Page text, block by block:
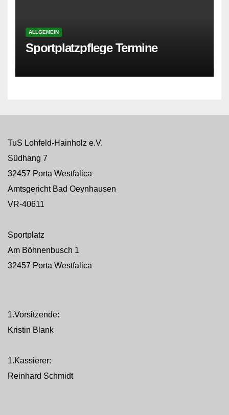
ALLGEMEIN
Sportplatzpflege Termine
TuS Lohfeld-Hainholz e.V.
Südhang 7
32457 Porta Westfalica
Amtsgericht Bad Oeynhausen
VR-40611
Sportplatz
Am Böhnenbusch 1
32457 Porta Westfalica
1.Vorsitzende:
Kristin Blank
1.Kassierer:
Reinhard Schmidt